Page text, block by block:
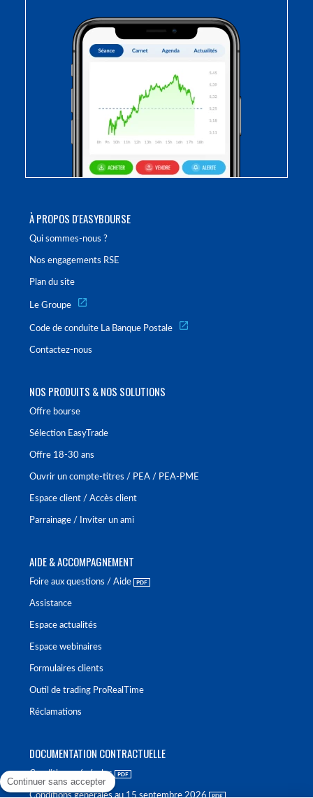
À PROPOS D'EASYBOURSE
Qui sommes-nous ?
Nos engagements RSE
Plan du site
Le Groupe
Code de conduite La Banque Postale
Contactez-nous
NOS PRODUITS & NOS SOLUTIONS
Offre bourse
Sélection EasyTrade
Offre 18-30 ans
Ouvrir un compte-titres / PEA / PEA-PME
Espace client / Accès client
Parrainage / Inviter un ami
AIDE & ACCOMPAGNEMENT
Foire aux questions / Aide
Assistance
Espace actualités
Espace webinaires
Formulaires clients
Outil de trading ProRealTime
Réclamations
DOCUMENTATION CONTRACTUELLE
Conditions générales
Conditions générales au 15 septembre 2026
Continuer sans accepter